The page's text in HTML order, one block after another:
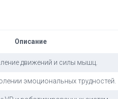
Описание
движений и силы мышц.
эмоциональных трудностей.